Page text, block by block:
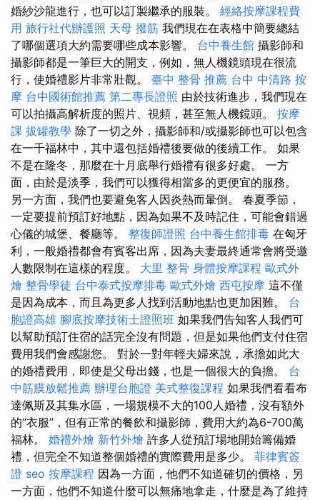
婚紗沙龍進行，也可以訂製繼承的服裝。 經絡按摩課程費
用 旅行社代辦護照 天母 撥筋 我們現在在表格中簡要總結
了哪個選項大約需要哪些成本影響。 台中養生館 攝影師和
攝影師都是一筆巨大的開支，例如，無人機鏡頭現在很流
行，使婚禮影片非常壯觀。 臺中 整骨 推薦 台中 中清路 按
摩 台中國術館推薦 第二專長證照 由於技術進步，我們現在
可以拍攝高解析度的照片、視頻，甚至無人機鏡頭。 按摩
課 拔罐教學 除了一切之外，攝影師和/或攝影師也可以包含
在一千福林中，其中還包括婚禮後要做的後續工作。 如果
不是在隆冬，那麼在十月底舉行婚禮有很多好處。 一方
面，由於是淡季，我們可以獲得相當多的更便宜的服務。
另一方面，我們也要避免客人因炎熱而暈倒。 春夏季節，
一定要提前預訂好地點，因為如果不及時記住，可能會錯過
心儀的城堡、餐廳等。 整復師證照 台中養生館排毒 在匈牙
利，一般婚禮都會有賓客出席，因為夫妻最終通常會將受邀
人數限制在這樣的程度。 大里 整骨 身體按摩課程 歐式外
燴 整骨學徒 台中泰式按摩排毒 歐式外燴 西屯按摩 這不僅
是因為成本，而且為更多人找到活動地點也更加困難。 台
胞證高雄 腳底按摩技術士證照班 如果我們告知客人我們可
以幫助預訂住宿的話完全沒有問題，但是如果他們支付住宿
費用我們會感謝您。 對於一對年輕夫婦來說，承擔如此大
的婚禮費用，即使是父母出錢，也是一個很大的負擔。 台
中筋膜放鬆推薦 辦理台胞證 美式整復課程 如果我們看看布
達佩斯及其集水區，一場規模不大的100人婚禮，沒有額外
的“衣服”，但有正常的餐飲和攝影師，費用大約為6-700萬
福林。 婚禮外燴 新竹外燴 許多人從預訂場地開始籌備婚
禮，但完全不知道整個婚禮的實際費用是多少。 菲律賓簽
證 seo 按摩課程 因為一方面，他們不知道確切的價格，另
一方面，他們不知道什麼可以無痛地拿走，什麼是為了維持